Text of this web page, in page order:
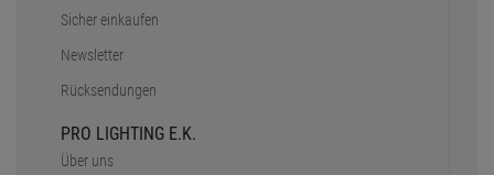
Sicher einkaufen
Newsletter
Rücksendungen
PRO LIGHTING E.K.
Über uns